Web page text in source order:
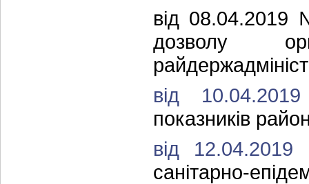
від
дозволу
від
показників
від
санітарно-